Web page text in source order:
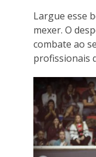
Largue esse
mexer. O
combate ao
profissionais